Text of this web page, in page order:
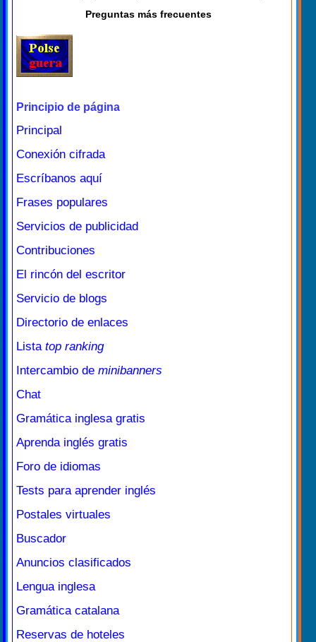
Preguntas más frecuentes
Principio de página
Principal
Conexión cifrada
Escríbanos aquí
Frases populares
Servicios de publicidad
Contribuciones
El rincón del escritor
Servicio de blogs
Directorio de enlaces
Lista top ranking
Intercambio de minibanners
Chat
Gramática inglesa gratis
Aprenda inglés gratis
Foro de idiomas
Tests para aprender inglés
Postales virtuales
Buscador
Anuncios clasificados
Lengua inglesa
Gramática catalana
Reservas de hoteles